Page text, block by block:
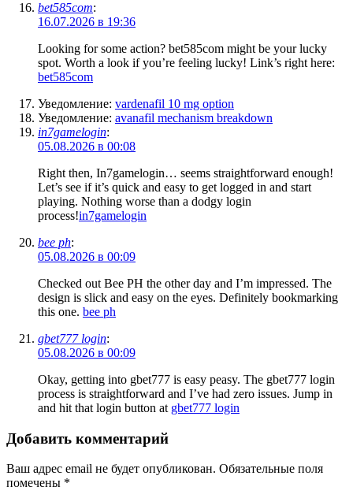
bet585com:
16.07.2026 в 19:36
Looking for some action? bet585com might be your lucky
spot. Worth a look if you’re feeling lucky! Link’s right here:
bet585com
Уведомление: vardenafil 10 mg option
Уведомление: avanafil mechanism breakdown
in7gamelogin:
05.08.2026 в 00:08
Right then, In7gamelogin… seems straightforward enough!
Let’s see if it’s quick and easy to get logged in and start
playing. Nothing worse than a dodgy login
process!in7gamelogin
bee ph:
05.08.2026 в 00:09
Checked out Bee PH the other day and I’m impressed. The
design is slick and easy on the eyes. Definitely bookmarking
this one. bee ph
gbet777 login:
05.08.2026 в 00:09
Okay, getting into gbet777 is easy peasy. The gbet777 login
process is straightforward and I’ve had zero issues. Jump in
and hit that login button at gbet777 login
Добавить комментарий
Ваш адрес email не будет опубликован. Обязательные поля
помечены *